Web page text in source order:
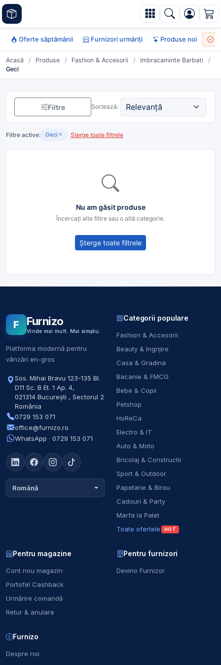
Oferte săptămânii Furnizori urmăriți Produse noi
Acasă / Produse / Fashion & Accesorii / Imbracaminte Barbati
/
Geci
Filtre Sortează:
Filtre active: Geci Șterge toate filtrele
Nu am găsit produse
Încercați alte filtre sau o altă categorie.
Șterge toate filtrele
F Furnizo
Vinde mai mult. Mai simplu.
Platforma modernă pentru
vânzări en-gros
Sos. Mihai Bravu 123-135 Bl.
D11 Sc. B Et. 1 Ap. 4,
021314 București , Sectorul 2
România
0729 153 071
office@furnizo.ro
WhatsApp · 0729 153 071
Română
Categorii populare
Fashion & Accesorii
Beauty & Ingrijire
Casa & Gradina
Bacanie & FMCG
Bebe & Copii
Petshop
HoReCa
Electro & IT
Auto & Moto
Bricolaj & Constructii
Sport & Outdoor
Papetarie & Birou
Cadouri & Party
Marfa la Palet
Toate ofertele
HOT
Pentru magazine
Cont nou magazin
Portofel Cashback
Urmărire comandă
Retur & anulare
Pentru furnizori
Devino Furnizor
Furnizo
Despre noi